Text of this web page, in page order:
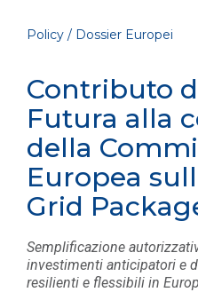
Policy / Dossier Europei
Contributo
Futura alla
della
Europea
Grid
Semplificazione
investimenti anticipatori e
resilienti e flessibili in